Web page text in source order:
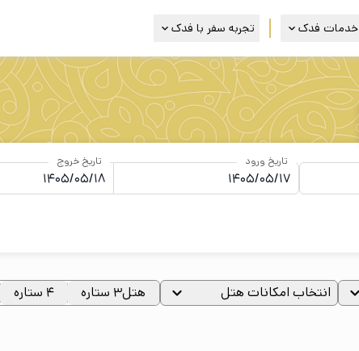
خدمات فدک تجربه سفر با فدک
تاریخ ورود
تاریخ خروج
انتخاب امکانات هتل هتل۳ ستاره ۴ ستاره